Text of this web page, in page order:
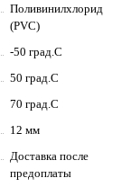
Поливинилхлорид
(PVC)
-50 град.C
50 град.C
70 град.C
12 мм
Доставка после
предоплаты